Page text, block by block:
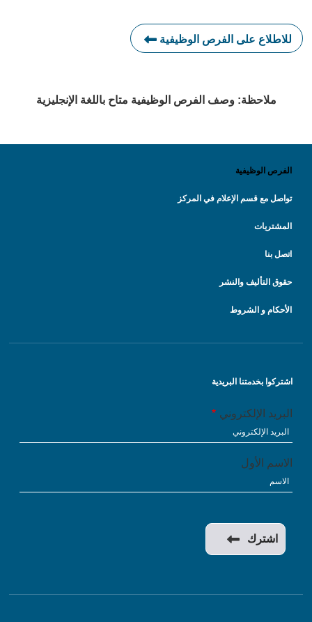
للاطلاع على الفرص الوظيفية
ملاحظة: وصف الفرص الوظيفية متاح باللغة الإنجليزية
الفرص الوظيفية
تواصل مع قسم الإعلام في المركز
المشتريات
اتصل بنا
حقوق التأليف والنشر
الأحكام و الشروط
اشتركوا بخدمتنا البريدية
البريد الإلكتروني
الاسم الأول